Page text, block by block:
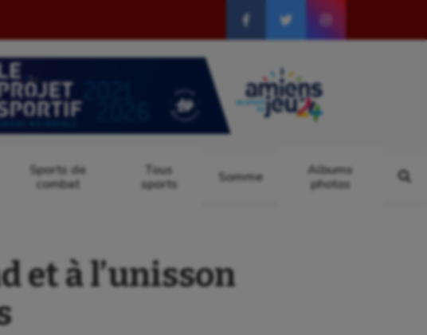
Sports de
combat
Tous
sports
Somme
Albums
photos
et à l’unisson